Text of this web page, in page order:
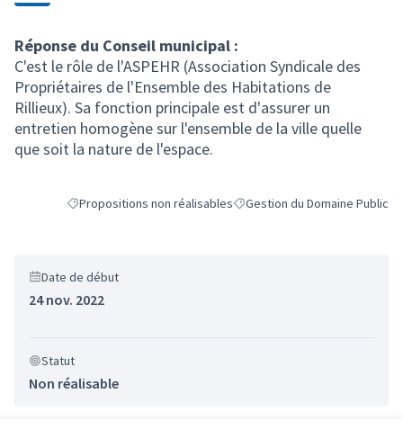
Réponse du Conseil municipal :
C'est le rôle de l'ASPEHR (Association Syndicale des
Propriétaires de l'Ensemble des Habitations de
Rillieux). Sa fonction principale est d'assurer un
entretien homogène sur l'ensemble de la ville quelle
que soit la nature de l'espace.
Filtrer les résultats de la catégorie : Propositions non
Propositions non réalisablesFiltrer les résultats pour le
Gestion du Domaine Public
Date de début
24 nov. 2022
Statut
Non réalisable